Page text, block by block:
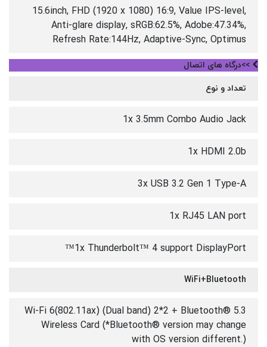
15.6inch, FHD (1920 x 1080) 16:9, Value IPS-level,
Anti-glare display, sRGB:62.5%, Adobe:47.34%,
Refresh Rate:144Hz, Adaptive-Sync, Optimus
>>درگاه های اتصال
تعداد و نوع
1x 3.5mm Combo Audio Jack
1x HDMI 2.0b
3x USB 3.2 Gen 1 Type-A
1x RJ45 LAN port
1x Thunderbolt™ 4 support DisplayPort™
WiFi+Bluetooth
Wi-Fi 6(802.11ax) (Dual band) 2*2 + Bluetooth® 5.3
Wireless Card (*Bluetooth® version may change
with OS version different.)